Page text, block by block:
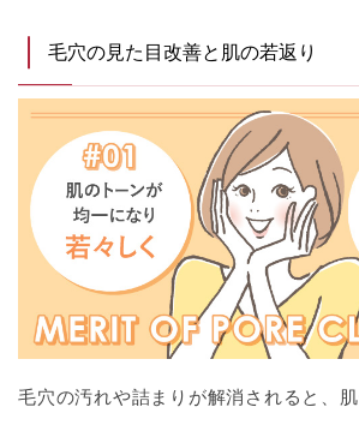
毛穴の見た目改善と肌の若返り
毛穴の汚れや詰まりが解消されると、